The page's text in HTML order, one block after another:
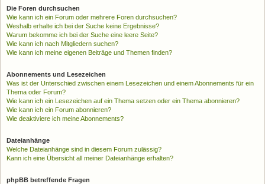
Die Foren durchsuchen
Wie kann ich ein Forum oder mehrere Foren durchsuchen?
Weshalb erhalte ich bei der Suche keine Ergebnisse?
Warum bekomme ich bei der Suche eine leere Seite?
Wie kann ich nach Mitgliedern suchen?
Wie kann ich meine eigenen Beiträge und Themen finden?
Abonnements und Lesezeichen
Was ist der Unterschied zwischen einem Lesezeichen und einem Abonnements für ein
Thema oder Forum?
Wie kann ich ein Lesezeichen auf ein Thema setzen oder ein Thema abonnieren?
Wie kann ich ein Forum abonnieren?
Wie deaktiviere ich meine Abonnements?
Dateianhänge
Welche Dateianhänge sind in diesem Forum zulässig?
Kann ich eine Übersicht all meiner Dateianhänge erhalten?
phpBB betreffende Fragen